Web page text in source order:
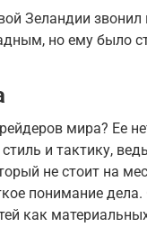
Зеландии звонил
но ему было
мира? Ее
и тактику,
не стоит на
понимание дела.
как